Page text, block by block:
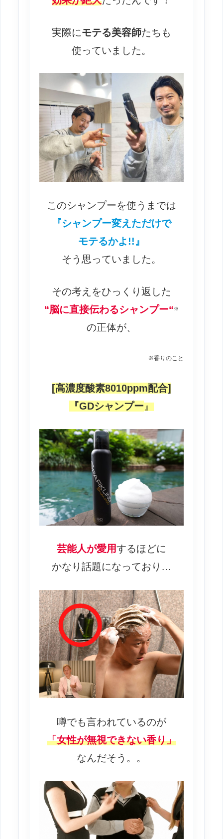
実際にモテる美容師たちも
使っていました。
このシャンプーを使うまでは
『シャンプー変えただけで
モテるかよ!!』
そう思っていました。
その考えをひっくり返した
“脳に直接伝わるシャンプー“※
の正体が、
※香りのこと
[高濃度酸素8010ppm配合]
『GDシャンプー』
芸能人が愛用するほどに
かなり話題になっており…
噂でも言われているのが
「女性が無視できない香り」
なんだそう。。